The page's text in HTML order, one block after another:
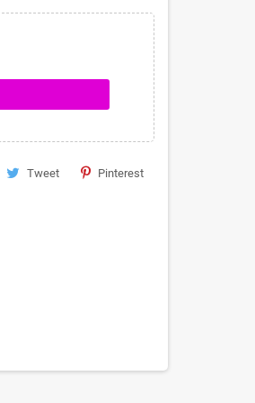
Tweet Pinterest